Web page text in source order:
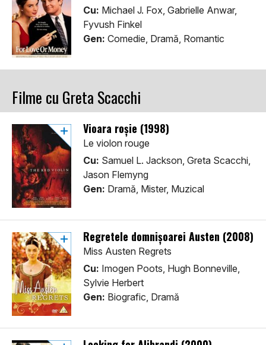
Cu: Michael J. Fox, Gabrielle Anwar,
Fyvush Finkel
Gen: Comedie, Dramă, Romantic
Filme cu Greta Scacchi
Vioara roșie (1998)
Le violon rouge
Cu: Samuel L. Jackson, Greta Scacchi,
Jason Flemyng
Gen: Dramă, Mister, Muzical
Regretele domnișoarei Austen (2008)
Miss Austen Regrets
Cu: Imogen Poots, Hugh Bonneville,
Sylvie Herbert
Gen: Biografic, Dramă